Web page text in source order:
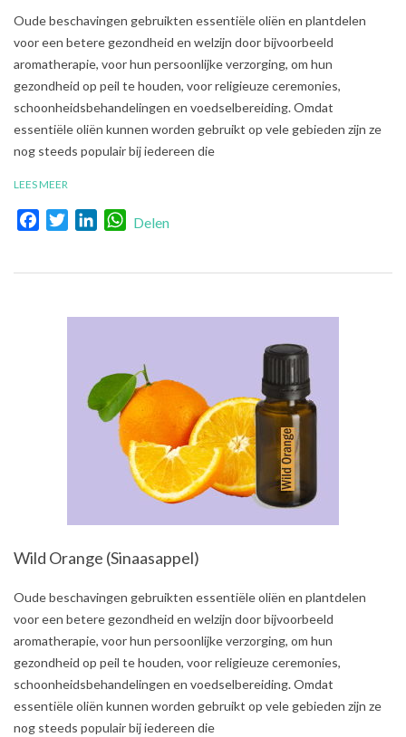
2021-
Oude beschavingen gebruikten essentiële oliën en plantdelen
voor een betere gezondheid en welzijn door bijvoorbeeld
aromatherapie, voor hun persoonlijke verzorging, om hun
gezondheid op peil te houden, voor religieuze ceremonies,
schoonheidsbehandelingen en voedselbereiding. Omdat
essentiële oliën kunnen worden gebruikt op vele gebieden zijn ze
nog steeds populair bij iedereen die
LEES MEER
FacebookTwitterLinkedInWhatsApp
Delen
Wild Orange (Sinaasappel)
2021-
Oude beschavingen gebruikten essentiële oliën en plantdelen
voor een betere gezondheid en welzijn door bijvoorbeeld
aromatherapie, voor hun persoonlijke verzorging, om hun
gezondheid op peil te houden, voor religieuze ceremonies,
schoonheidsbehandelingen en voedselbereiding. Omdat
essentiële oliën kunnen worden gebruikt op vele gebieden zijn ze
nog steeds populair bij iedereen die